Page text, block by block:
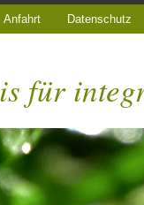
Anfahrt Datenschutz
für